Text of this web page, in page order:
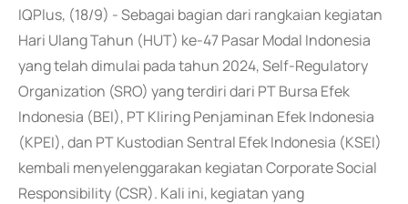
IQPlus, (18/9) - Sebagai bagian dari rangkaian kegiatan
Hari Ulang Tahun (HUT) ke-47 Pasar Modal Indonesia
yang telah dimulai pada tahun 2024, Self-Regulatory
Organization (SRO) yang terdiri dari PT Bursa Efek
Indonesia (BEI), PT Kliring Penjaminan Efek Indonesia
(KPEI), dan PT Kustodian Sentral Efek Indonesia (KSEI)
kembali menyelenggarakan kegiatan Corporate Social
Responsibility (CSR). Kali ini, kegiatan yang